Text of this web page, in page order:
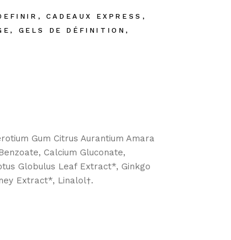
, CADEAUX EXPRESS ,
, GELS DE DÉFINITION ,
Gum Citrus Aurantium Amara
Calcium Gluconate,
Globulus Leaf Extract*, Ginkgo
Extract*, Linalol†.